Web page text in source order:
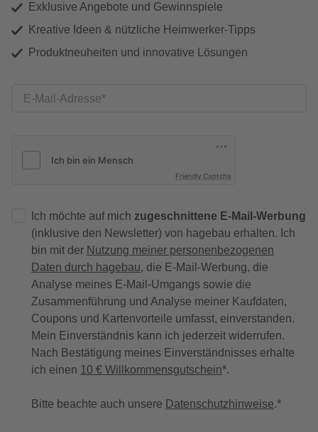
Exklusive Angebote und Gewinnspiele
Kreative Ideen & nützliche Heimwerker-Tipps
Produktneuheiten und innovative Lösungen
E-Mail-Adresse
Friendly Captcha
Ich möchte auf mich zugeschnittene E-Mail-Werbung
(inklusive den Newsletter) von hagebau erhalten. Ich
bin mit der Nutzung meiner personenbezogenen
Daten durch hagebau, die E-Mail-Werbung, die
Analyse meines E-Mail-Umgangs sowie die
Zusammenführung und Analyse meiner Kaufdaten,
Coupons und Kartenvorteile umfasst, einverstanden.
Mein Einverständnis kann ich jederzeit widerrufen.
Nach Bestätigung meines Einverständnisses erhalte
ich einen 10 € Willkommensgutschein*.
Bitte beachte auch unsere Datenschutzhinweise.